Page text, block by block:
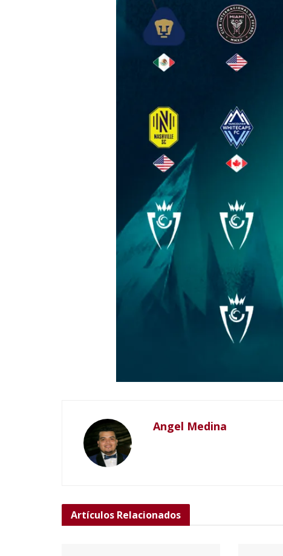
Angel Medina
Artículos Relacionados